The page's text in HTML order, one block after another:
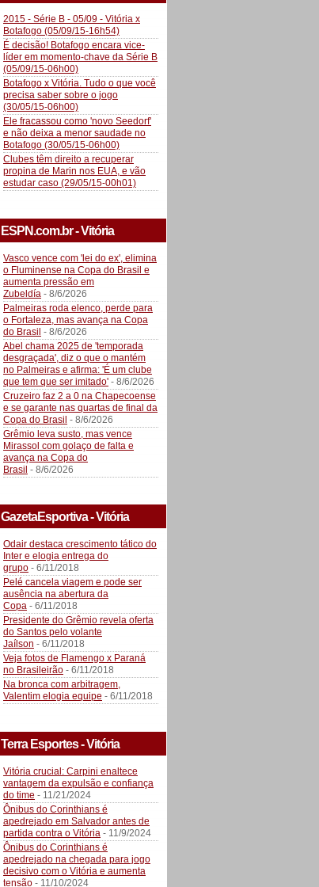
2015 - Série B - 05/09 - Vitória x
Botafogo (05/09/15-16h54)
É decisão! Botafogo encara vice-
líder em momento-chave da Série B
(05/09/15-06h00)
Botafogo x Vitória. Tudo o que você
precisa saber sobre o jogo
(30/05/15-06h00)
Ele fracassou como 'novo Seedorf'
e não deixa a menor saudade no
Botafogo (30/05/15-06h00)
Clubes têm direito a recuperar
propina de Marin nos EUA, e vão
estudar caso (29/05/15-00h01)
ESPN.com.br - Vitória
Vasco vence com 'lei do ex', elimina
o Fluminense na Copa do Brasil e
aumenta pressão em
Zubeldía - 8/6/2026
Palmeiras roda elenco, perde para
o Fortaleza, mas avança na Copa
do Brasil - 8/6/2026
Abel chama 2025 de 'temporada
desgraçada', diz o que o mantém
no Palmeiras e afirma: 'É um clube
que tem que ser imitado' - 8/6/2026
Cruzeiro faz 2 a 0 na Chapecoense
e se garante nas quartas de final da
Copa do Brasil - 8/6/2026
Grêmio leva susto, mas vence
Mirassol com golaço de falta e
avança na Copa do
Brasil - 8/6/2026
GazetaEsportiva - Vitória
Odair destaca crescimento tático do
Inter e elogia entrega do
grupo - 6/11/2018
Pelé cancela viagem e pode ser
ausência na abertura da
Copa - 6/11/2018
Presidente do Grêmio revela oferta
do Santos pelo volante
Jaílson - 6/11/2018
Veja fotos de Flamengo x Paraná
no Brasileirão - 6/11/2018
Na bronca com arbitragem,
Valentim elogia equipe - 6/11/2018
Terra Esportes - Vitória
Vitória crucial: Carpini enaltece
vantagem da expulsão e confiança
do time - 11/21/2024
Ônibus do Corinthians é
apedrejado em Salvador antes de
partida contra o Vitória - 11/9/2024
Ônibus do Corinthians é
apedrejado na chegada para jogo
decisivo com o Vitória e aumenta
tensão - 11/10/2024